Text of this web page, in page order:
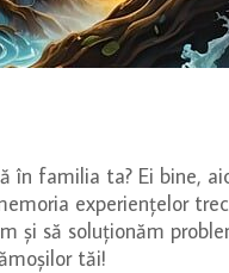
familia ta? Ei bine,
experiențelor
să soluționăm
tăi!